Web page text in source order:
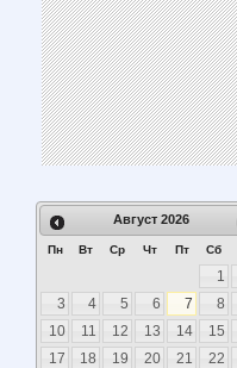
Август 2026
Пн Вт Ср Чт Пт Сб
1
3
4 5 6 7 8
10
11 12 13 14 15
17
18 19 20 21 22